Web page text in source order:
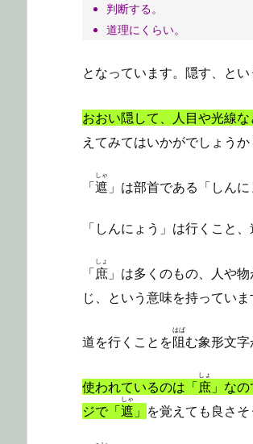
判断する。
道理にくらい。
となっています。隠す、とい
おおい隠して、人目や光線
えてみてはいかがでしょう
「遮
しゃ
」は部首である「しん
「しんにょう」は行くこと
「庶
しょ
」は多くのもの、人や
じ、という意味を持っていま
道を行くことを阻
はば
む象形文字
使われているのは「庶
しょ
」な
ジで「遮
しゃ
」 を覚えても良さ